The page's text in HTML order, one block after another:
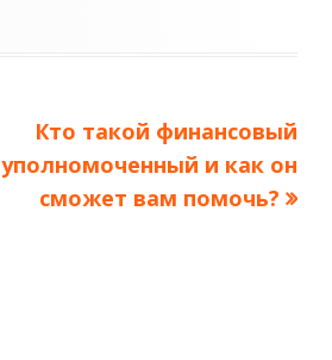
Следующая
запись:
Кто такой финансовый
уполномоченный и как он
сможет вам помочь?